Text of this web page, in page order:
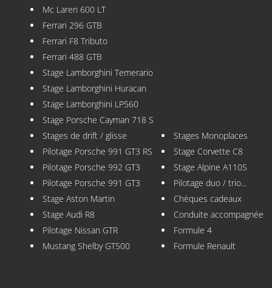
Mc Laren 600 LT
Ferrari 296 GTB
Ferrari F8 Tributo
Ferrari 488 GTB
Stage Lamborghini Temerario
Stage Lamborghini Huracan
Stage Lamborghini LP560
Stage Porsche Cayman 718 S
Stages de drift / glisse
Pilotage Porsche 991 GT3 RS
Pilotage Porsche 992 GT3
Pilotage Porsche 991 GT3
Stage Aston Martin
Stage Audi R8
Pilotage Nissan GTR
Mustang Shelby GT500
Stages Monoplaces
Stage Corvette C8
Stage Alpine A110S
Pilotage duo / trio...
Chèques cadeaux
Conduite accompagnée
Formule 4
Formule Renault